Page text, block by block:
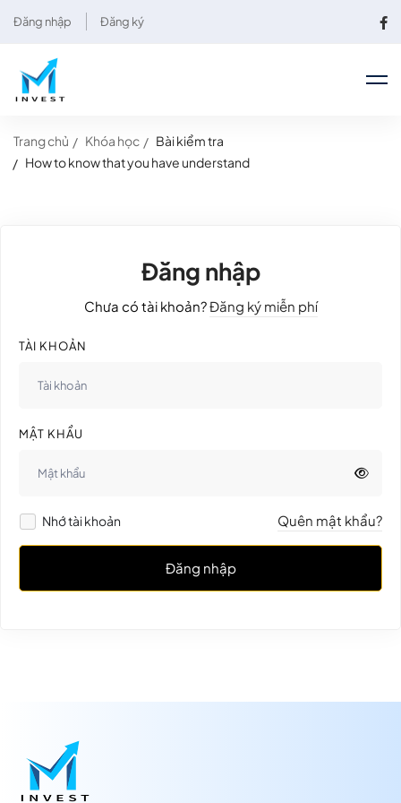
Đăng nhập Đăng ký
Trang chủ Khóa học
Bài kiểm tra
How to know that you have understand
Đăng nhập
Chưa có tài khoản?Đăng ký miễn phí
TÀI KHOẢN
MẬT KHẨU
Nhớ tài khoản Quên mật khẩu?
Đăng nhập